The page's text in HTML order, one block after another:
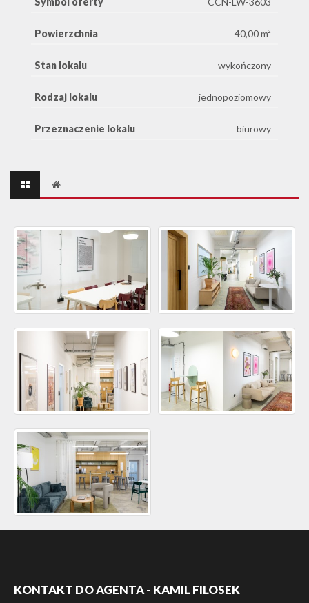
Powierzchnia 40,00 m²
Stan lokalu wykończony
Rodzaj lokalu jednopoziomowy
Przeznaczenie lokalu biurowy
KONTAKT DO AGENTA - KAMIL FILOSEK